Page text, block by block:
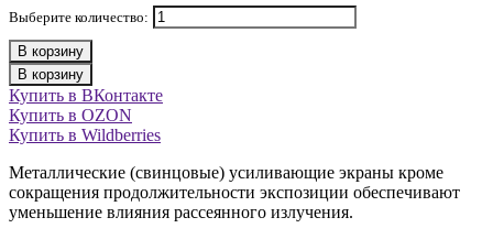
Выберите количество:
В корзину
В корзину
Купить в ВКонтакте
Купить в OZON
Купить в Wildberries
Металлические (свинцовые) усиливающие экраны кроме
сокращения продолжительности экспозиции обеспечивают
уменьшение влияния рассеянного излучения.